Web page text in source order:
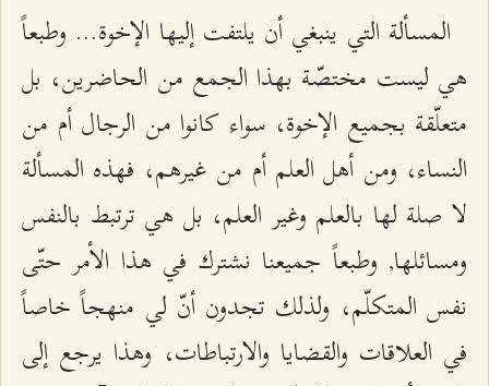
المسألة التي ينبغي أن يلتفت إليها الإخوة... وطبعاً
هي ليست مختصّة بهذا الجمع من الحاضرين، بل
متعلّقة بجميع الإخوة، سواء كانوا من الرجال أم من
النساء، ومن أهل العلم أم من غيرهم، فهذه المسألة
لا صلة لها بالعلم وغير العلم، بل هي ترتبط بالنفس
ومسائلها, وطبعاً جميعنا نشترك في هذا الأمر حتّى
نفس المتكلّم، ولذلك تجدون أنّ لي منهجاً خاصاً
في العلاقات والقضايا والارتباطات، وهذا يرجع إلى